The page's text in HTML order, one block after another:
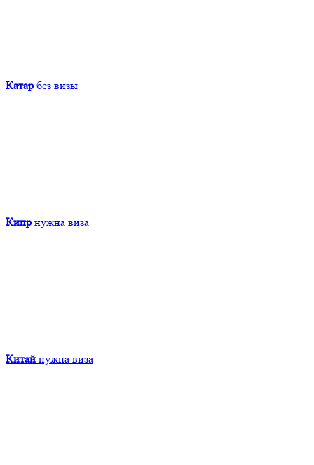
Катар без визы
Кипр нужна виза
Китай нужна виза